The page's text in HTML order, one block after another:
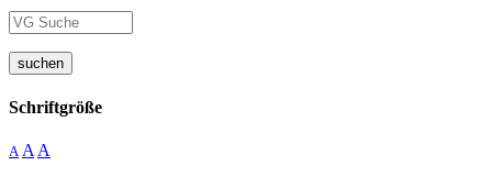
suchen
Schriftgröße
A A A